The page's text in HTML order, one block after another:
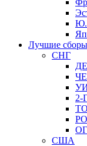
Лучшие сборы
СНГ
2-
США